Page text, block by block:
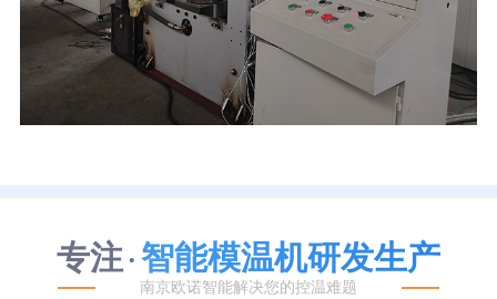
专注·智能模温机研发生产
南京欧诺智能解决您的控温难题